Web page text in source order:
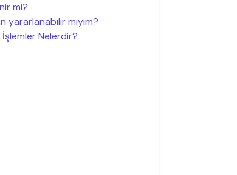
mi?
yararlanabilir miyim?
Nelerdir?